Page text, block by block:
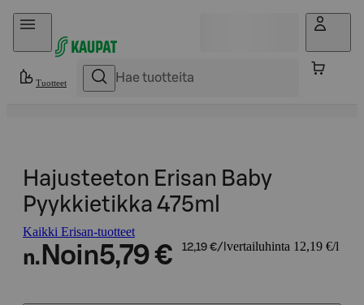
Hyppää sisältöön
Tuotteet
Hajusteeton Erisan Baby
Pyykkietikka 475ml
Kaikki Erisan-tuotteet
n. Noin5,79 € 12,19 €/l vertailuhinta 12,19 €/l